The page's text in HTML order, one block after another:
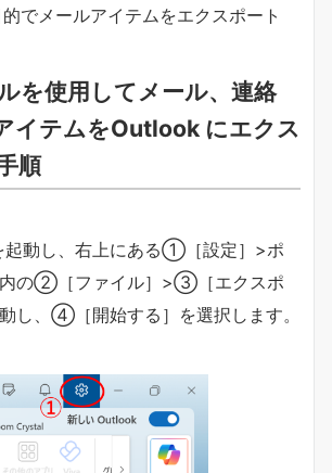
でメールアイテムをエクスポート
を使用してメール、連絡
イテムをOutlook にエクス
順
起動し、右上にある①［設定］>ポ
内の②［ファイル］>③［エクスポ
し、④［開始する］を選択します。